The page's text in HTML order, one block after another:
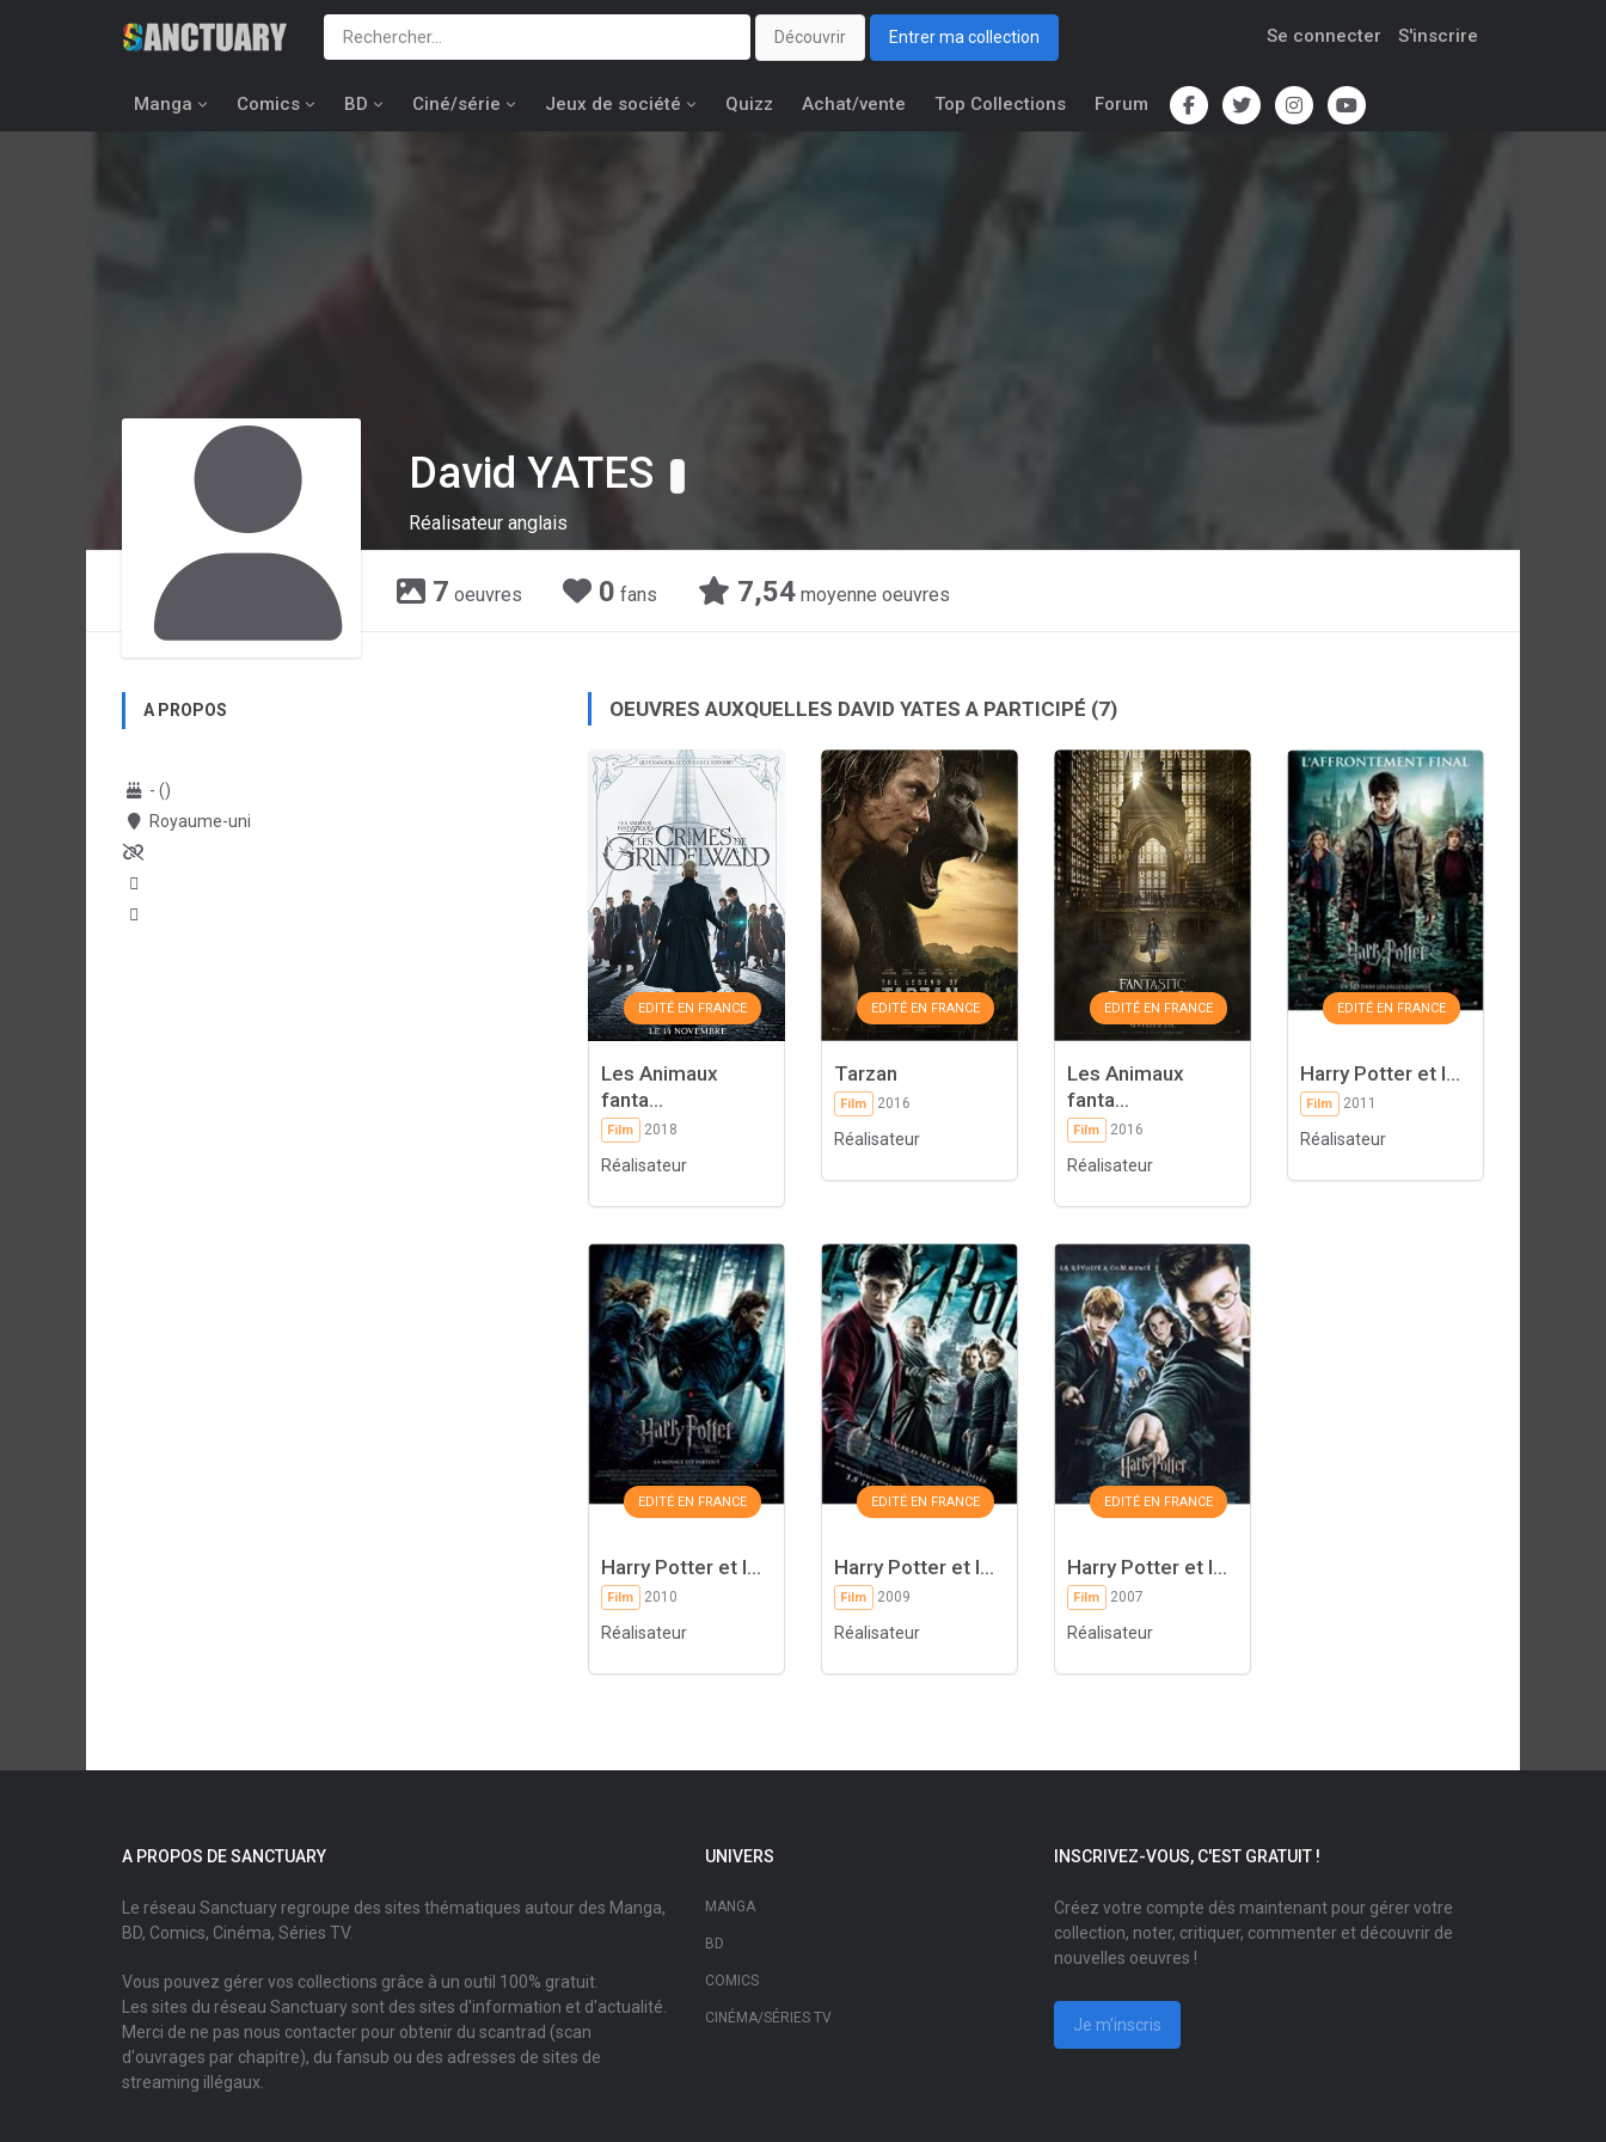
Découvrir Entrer ma collection Se connecter S'inscrire
Manga Comics BD Ciné/série Jeux de société Quizz Achat/vente Top Collections Forum
David YATES
Réalisateur anglais
7 oeuvres 0 fans 7,54 moyenne oeuvres
A PROPOS
- ()
Royaume-uni
OEUVRES AUXQUELLES DAVID YATES A PARTICIPÉ (7)
EDITÉ EN FRANCE
Les Animaux
fanta...
Film 2018
Réalisateur
EDITÉ EN FRANCE
Tarzan
Film 2016
Réalisateur
EDITÉ EN FRANCE
Les Animaux
fanta...
Film 2016
Réalisateur
EDITÉ EN FRANCE
Harry Potter et l...
Film 2011
Réalisateur
EDITÉ EN FRANCE
Harry Potter et l...
Film 2010
Réalisateur
EDITÉ EN FRANCE
Harry Potter et l...
Film 2009
Réalisateur
EDITÉ EN FRANCE
Harry Potter et l...
Film 2007
Réalisateur
A PROPOS DE SANCTUARY
Le réseau Sanctuary regroupe des sites thématiques autour des Manga,
BD, Comics, Cinéma, Séries TV.
Vous pouvez gérer vos collections grâce à un outil 100% gratuit.
Les sites du réseau Sanctuary sont des sites d'information et d'actualité.
Merci de ne pas nous contacter pour obtenir du scantrad (scan
d'ouvrages par chapitre), du fansub ou des adresses de sites de
streaming illégaux.
UNIVERS
MANGA
BD
COMICS
CINÉMA/SÉRIES TV
INSCRIVEZ-VOUS, C'EST GRATUIT !
Créez votre compte dès maintenant pour gérer votre
collection, noter, critiquer, commenter et découvrir de
nouvelles oeuvres !
Je m'inscris